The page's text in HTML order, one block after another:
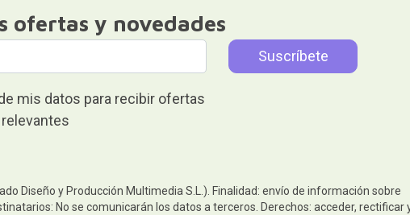
ofertas y novedades
mis datos para recibir ofertas
Diseño y Producción Multimedia S.L.). Finalidad: envío de información sobre
No se comunicarán los datos a terceros. Derechos: acceder, rectificar